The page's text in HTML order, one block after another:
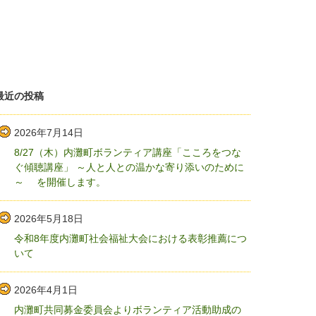
近の投稿
2026年7月14日
8/27（木）内灘町ボランティア講座「こころをつな
ぐ傾聴講座」 ～人と人との温かな寄り添いのために
～ を開催します。
2026年5月18日
令和8年度内灘町社会福祉大会における表彰推薦につ
いて
2026年4月1日
内灘町共同募金委員会よりボランティア活動助成の